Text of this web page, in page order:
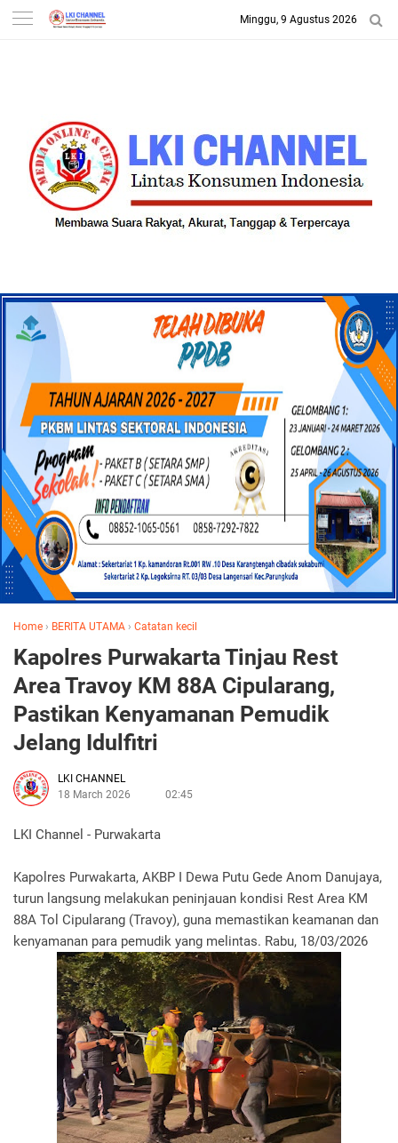
-->
Minggu, 9 Agustus 2026
Home › BERITA UTAMA › Catatan kecil
Kapolres Purwakarta Tinjau Rest
Area Travoy KM 88A Cipularang,
Pastikan Kenyamanan Pemudik
Jelang Idulfitri
LKI CHANNEL
18 March 2026
02:45
LKI Channel - Purwakarta
Kapolres Purwakarta, AKBP I Dewa Putu Gede Anom Danujaya,
turun langsung melakukan peninjauan kondisi Rest Area KM
88A Tol Cipularang (Travoy), guna memastikan keamanan dan
kenyamanan para pemudik yang melintas. Rabu, 18/03/2026